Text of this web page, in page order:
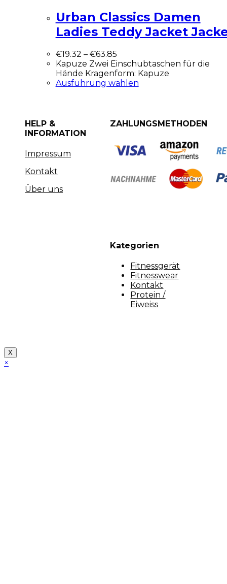
Urban Classics Damen
Ladies Teddy Jacket
€19.32 – €63.85
Kapuze Zwei Einschubtaschen für die
Hände Kragenform: Kapuze
Ausführung wählen
HELP &
INFORMATION
Impressum
Kontakt
Über uns
ZAHLUNGSMETHODEN
Kategorien
Fitnessgerät
Fitnesswear
Kontakt
Protein /
Eiweiss
X
×